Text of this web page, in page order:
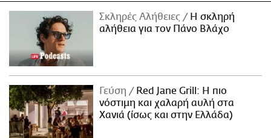
Σκληρές Αλήθειες
H σκληρή
αλήθεια για τον Πάνο Βλάχο
Γεύση
Red Jane Grill: Η πιο
νόστιμη και χαλαρή αυλή στα
Χανιά (ίσως και στην Ελλάδα)